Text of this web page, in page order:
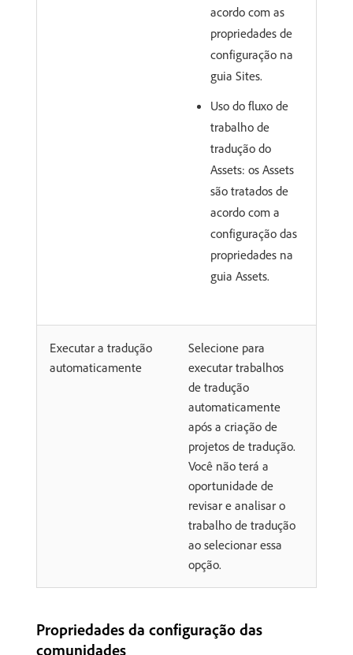
acordo com as
propriedades de
configuração na
guia Sites.
Uso do fluxo de
trabalho de
tradução do
Assets: os Assets
são tratados de
acordo com a
configuração das
propriedades na
guia Assets.
Executar a tradução
automaticamente
Selecione para
executar trabalhos
de tradução
automaticamente
após a criação de
projetos de tradução.
Você não terá a
oportunidade de
revisar e analisar o
trabalho de tradução
ao selecionar essa
opção.
Propriedades da configuração das
comunidades